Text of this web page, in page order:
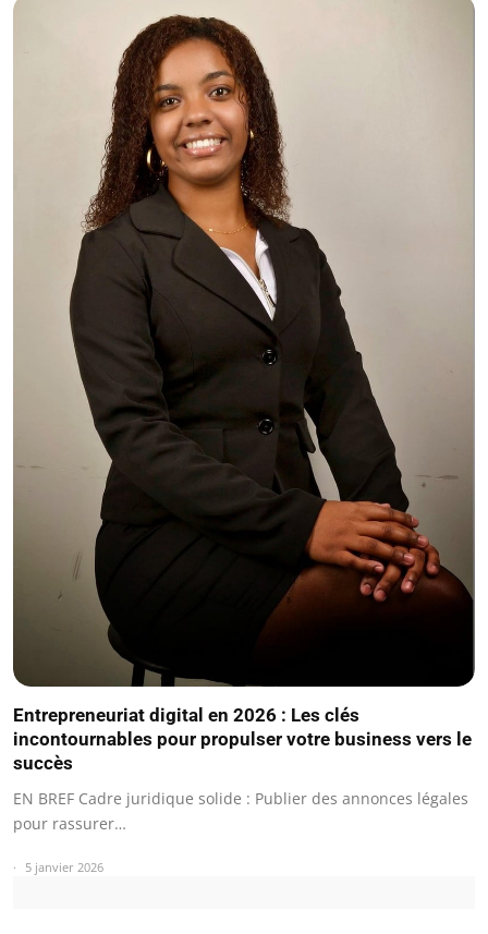
Entrepreneuriat digital en 2026 : Les clés
incontournables pour propulser votre business vers le
succès
EN BREF Cadre juridique solide : Publier des annonces légales
pour rassurer…
5 janvier 2026